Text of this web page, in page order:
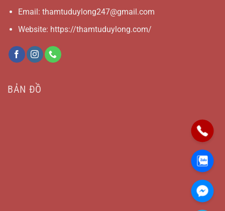
Email: thamtuduylong247@gmail.com
Website: https://thamtuduylong.com/
BẢN ĐỒ